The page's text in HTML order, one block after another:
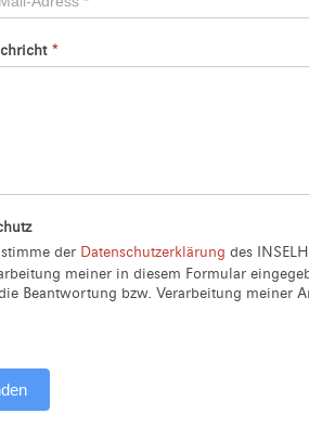
*
der Datenschutzerklärung des
meiner in diesem Formular
Beantwortung bzw. Verarbeitung meiner